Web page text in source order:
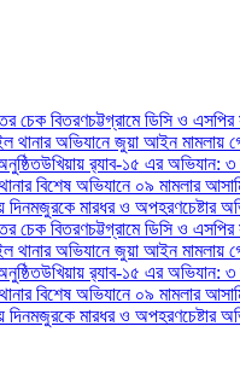
চেক বিতরণচট্টগ্রামে ডিসি ও
থানার অভিযানে জুয়া আইন মামলায়
উখিয়ায় র‍্যাব-১৫ এর অভিযান: ৩
বিশেষ অভিযানে ০৯ মামলার
দিনমজুরকে মারধর ও অপহরণচেষ্টার
চেক বিতরণচট্টগ্রামে ডিসি ও
থানার অভিযানে জুয়া আইন মামলায়
উখিয়ায় র‍্যাব-১৫ এর অভিযান: ৩
বিশেষ অভিযানে ০৯ মামলার
দিনমজুরকে মারধর ও অপহরণচেষ্টার